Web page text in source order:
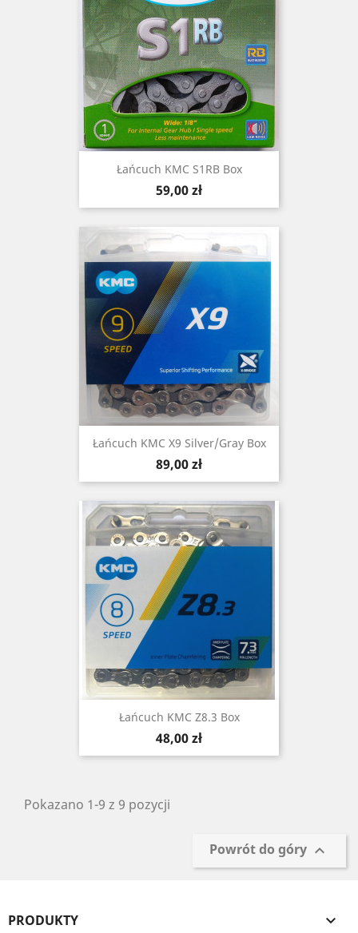
Łańcuch KMC S1RB Box
Cena
59,00 zł
Łańcuch KMC X9 Silver/Gray Box
Cena
89,00 zł
Łańcuch KMC Z8.3 Box
Cena
48,00 zł
Pokazano 1-9 z 9 pozycji
Powrót do góry 
PRODUKTY 